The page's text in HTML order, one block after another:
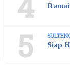
5 Siap